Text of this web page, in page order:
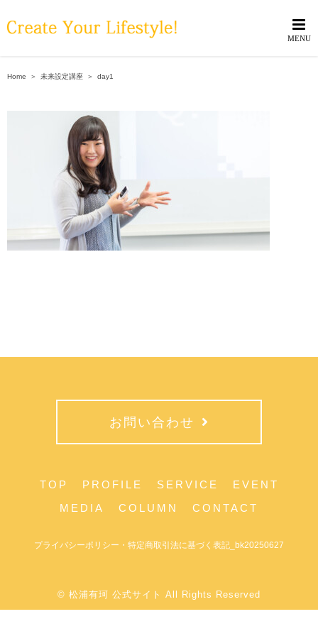
to
Home ＞ 未来設定講座 ＞ day1
お問い合わせ
TOP PROFILE SERVICE
EVENT
MEDIA
COLUMN CONTACT
プライバシーポリシー・特定商取引法に基づく表記_bk20250627
© 松浦有珂 公式サイト All Rights Reserved